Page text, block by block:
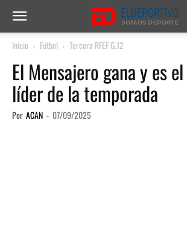
Inicio Fútbol Tercera RFEF G.12
El Mensajero gana y es
líder de la temporada
Por ACAN - 07/09/2025